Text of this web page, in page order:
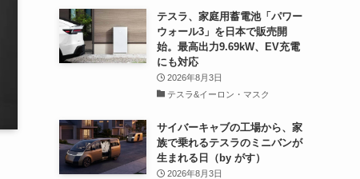
テスラ、家庭用蓄電池「パワー
ウォール3」を日本で販売開
始。最高出力9.69kW、EV充電
にも対応
2026年8月3日
テスラ&イーロン・マスク
サイバーキャブの工場から、家
族で乗れるテスラのミニバンが
生まれる日（by がす）
2026年8月3日